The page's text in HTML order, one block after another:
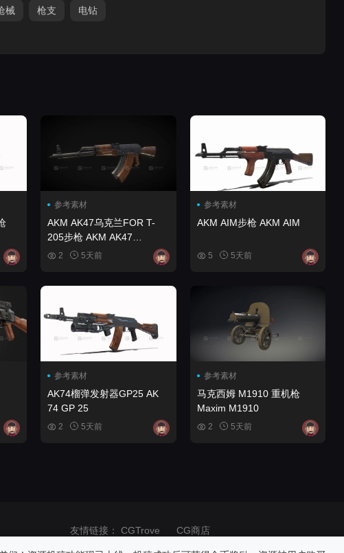
械 枪支 电钻
参考素材
AKM AK47乌克兰FOR T-
205步枪 AKM AK47
Ukrainian FORT-205
2 5天前
参考素材
AKM AIM步枪 AKM AIM
5 5天前
参考素材
AK74榴弹发射器GP25 AK
74 GP 25
2 5天前
参考素材
马克西姆 M1910 重机枪
Maxim M1910
2 5天前
友情链接： CGTrove
CG商店